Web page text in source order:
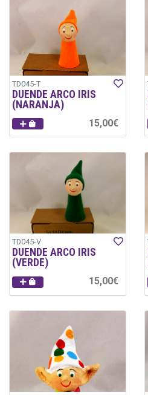
TD045-T
DUENDE ARCO IRIS
(NARANJA)
15,00€
TD045-V
DUENDE ARCO IRIS
(VERDE)
15,00€